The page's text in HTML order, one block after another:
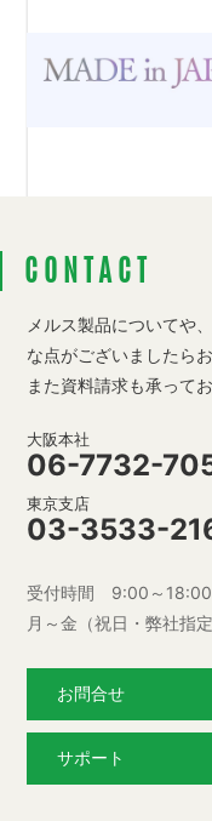
CONTACT
メルス製品についてや
な点がございましたら
また資料請求も承ってお
大阪本社
06-7732-
東京支店
03-3533-
受付時間 9:00～18:00
月～金（祝日・弊社指
お問合せ
サポート